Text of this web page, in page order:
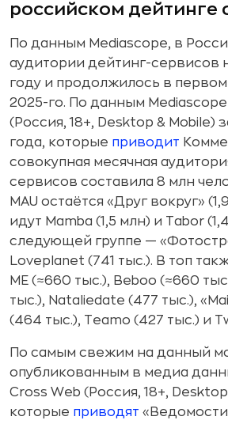
российском дейтинге
По данным Mediascope, в
аудитории дейтинг-сервисов
году и продолжилось в
2025-го. По данным Mediascope
(Россия, 18+, Desktop & Mobile)
года, которые приводит
совокупная месячная
сервисов составила 8 млн
MAU остаётся «Друг вокруг»
идут Mamba (1,5 млн) и Tabor
следующей группе —
Loveplanet (741 тыс.). В топ
ME (≈660 тыс.), Beboo (≈660
тыс.), Nataliedate (477 тыс.),
(464 тыс.), Teamo (427 тыс.) и
По самым свежим на данный
опубликованным в медиа
Cross Web (Россия, 18+,
которые приводят